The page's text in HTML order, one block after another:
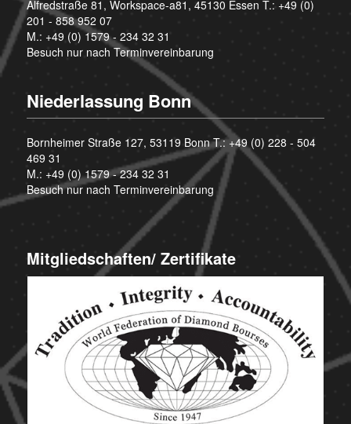
Alfredstraße 81, Workspace-a81, 45130 Essen T.: +49 (0)
201 - 858 952 07
M.: +49 (0) 1579 - 234 32 31
Besuch nur nach Terminvereinbarung
Niederlassung Bonn
Bornheimer Straße 127, 53119 Bonn T.:+49 (0) 228 - 504
469 31
M.: +49 (0) 1579 - 234 32 31
Besuch nur nach Terminvereinbarung
Mitgliedschaften/ Zertifikate